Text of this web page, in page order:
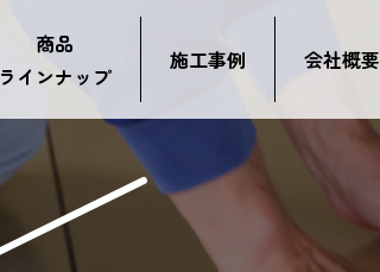
商品
ラインナップ
施工事例
会社概要